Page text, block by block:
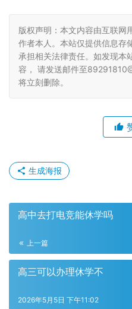
版权声明：本文内容由互联网
作者本人。本站仅提供信息存
承担相关法律责任。如发现本
容， 请发送邮件至
将立刻删除。
生成海报
高中去打电竞能休学吗
上一篇
高三可以办理休学不
2026年5月5日 下午11:02